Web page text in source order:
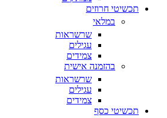
תכשיטי חרוזים
במלאי
שרשראות
עגילים
צמידים
בהזמנה אישית
שרשראות
עגילים
צמידים
תכשיטי כסף